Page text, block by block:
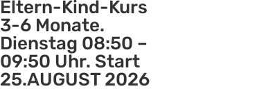
Eltern-Kind-Kurs
3-6 Monate.
Dienstag 08:50 –
09:50 Uhr. Start
25.AUGUST 2026